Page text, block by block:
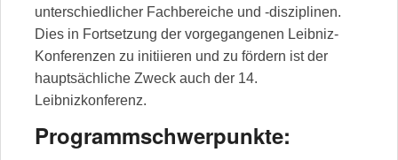
unterschiedlicher Fachbereiche und -disziplinen.
Dies in Fortsetzung der vorgegangenen Leibniz-
Konferenzen zu initiieren und zu fördern ist der
hauptsächliche Zweck auch der 14.
Leibnizkonferenz.
Programmschwerpunkte: